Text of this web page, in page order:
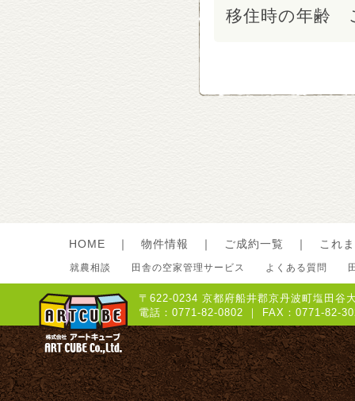
移住時の年齢
HOME ｜ 物件情報 ｜ ご成約一覧 ｜ これ
就農相談 田舎の空家管理サービス よくある質問
〒622-0234 京都府船井郡京丹波町塩田谷
電話：0771-82-0802 ｜ FAX：0771-82-